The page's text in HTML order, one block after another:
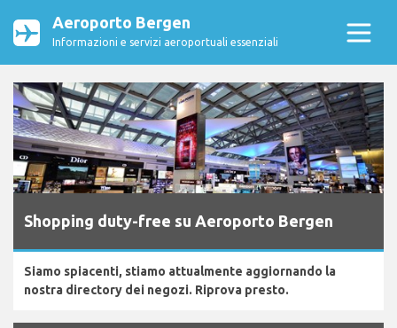
Aeroporto Bergen
Informazioni e servizi aeroportuali essenziali
Shopping duty-free su Aeroporto Bergen
Siamo spiacenti, stiamo attualmente aggiornando la
nostra directory dei negozi. Riprova presto.